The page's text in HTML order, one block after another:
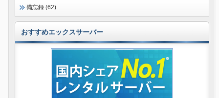
備忘録 (62)
おすすめエックスサーバー